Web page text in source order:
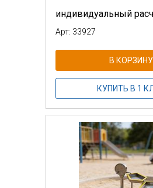
индивидуальный
Арт: 33927
В КОРЗИНУ
КУПИТЬ В 1